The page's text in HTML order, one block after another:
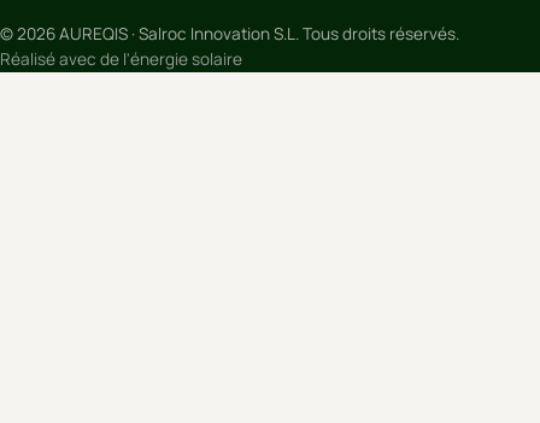
© 2026 AUREQIS · Salroc Innovation S.L. Tous droits réservés.
Réalisé avec de l'énergie solaire